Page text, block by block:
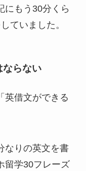
にもう30分くら
ていました。
ならない
「英借文ができる
なりの英文を書
留学30フレーズ